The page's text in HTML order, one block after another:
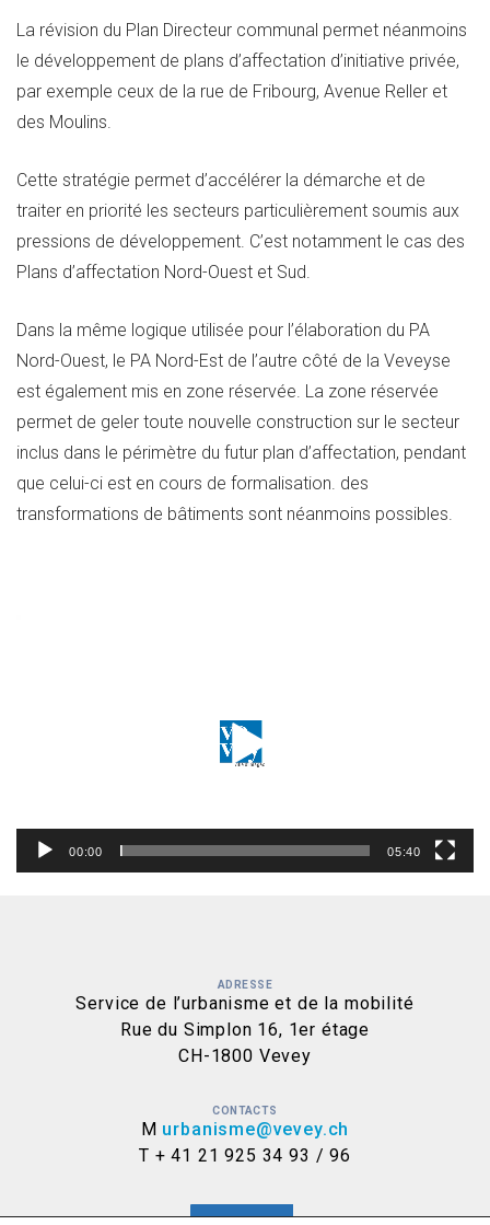
La révision du Plan Directeur communal permet néanmoins
le développement de plans d’affectation d’initiative privée,
par exemple ceux de la rue de Fribourg, Avenue Reller et
des Moulins.
Cette stratégie permet d’accélérer la démarche et de
traiter en priorité les secteurs particulièrement soumis aux
pressions de développement. C’est notamment le cas des
Plans d’affectation Nord-Ouest et Sud.
Dans la même logique utilisée pour l’élaboration du PA
Nord-Ouest, le PA Nord-Est de l’autre côté de la Veveyse
est également mis en zone réservée. La zone réservée
permet de geler toute nouvelle construction sur le secteur
inclus dans le périmètre du futur plan d’affectation, pendant
que celui-ci est en cours de formalisation. des
transformations de bâtiments sont néanmoins possibles.
00:00 05:40
ADRESSE
Service de l’urbanisme et de la mobilité
Rue du Simplon 16, 1er étage
CH-1800 Vevey
CONTACTS
M urbanisme@vevey.ch
T + 41 21 925 34 93 / 96